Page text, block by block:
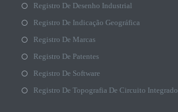
Registro De Desenho Industrial
Registro De Indicação Geográfica
Registro De Marcas
Registro De Patentes
Registro De Software
Registro De Topografia De Circuito Integrado